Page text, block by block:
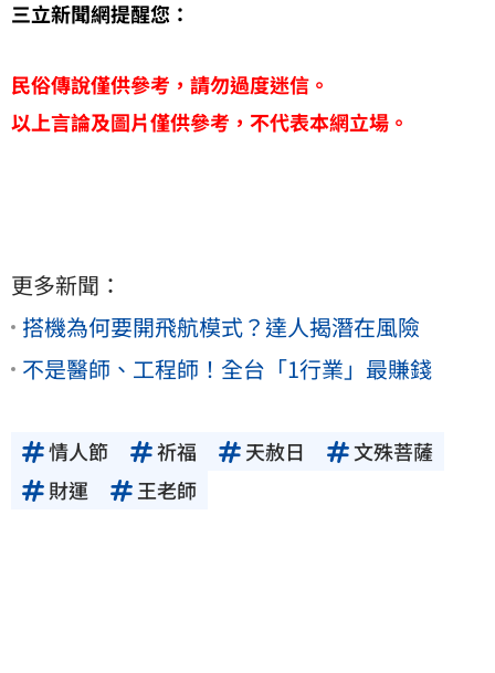
三立新聞網提醒您：
民俗傳說僅供參考，請勿過度迷信。
以上言論及圖片僅供參考，不代表本網立場。
更多新聞：
搭機為何要開飛航模式？達人揭潛在風險
不是醫師、工程師！全台「1行業」最賺錢
情人節 祈福 天赦日
文殊菩薩
財運
王老師